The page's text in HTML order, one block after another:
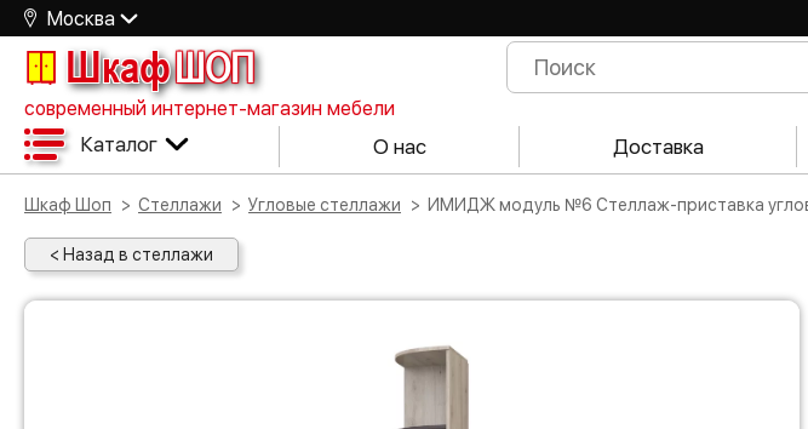
Москва
ШкафШОП
современный интернет-магазин мебели
Каталог О нас Доставка
Шкаф Шоп Стеллажи Угловые стеллажи ИМИДЖ модуль №6 Стеллаж-приставка
< Назад в стеллажи